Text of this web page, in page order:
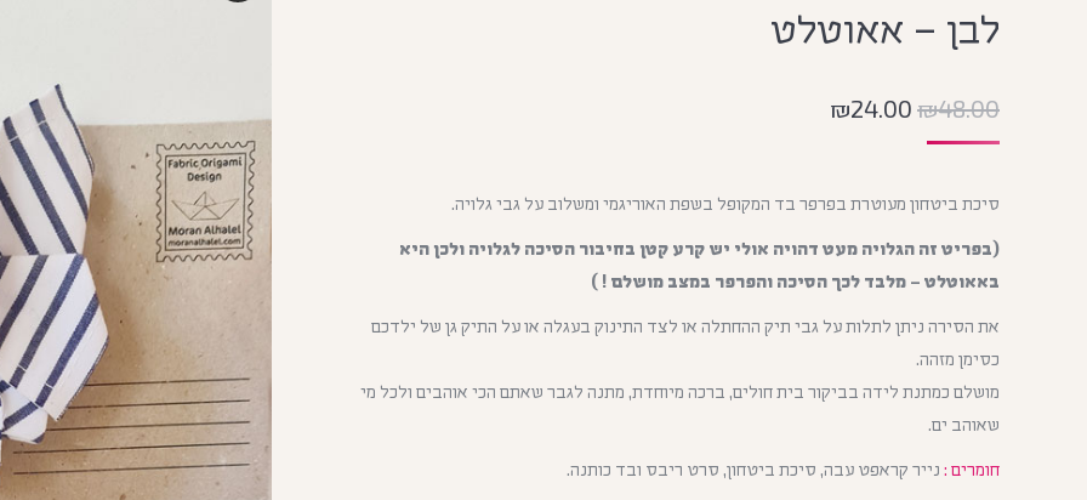
לבן – אאוטלט
₪48.00
₪24.00
סיכת ביטחון מעוטרת בפרפר בד המקופל בשפת האוריגמי ומשלוב על גבי גלויה.
(בפריט זה הגלויה מעט דהויה אולי יש קרע קטן בחיבור הסיכה לגלויה ולכן היא
באאוטלט – מלבד לכך הסיכה והפרפר במצב מושלם ! )
את הסירה ניתן לתלות על גבי תיק ההחתלה או לצד התינוק בעגלה או על התיק גן של ילדכם
כסימן מזהה.
מושלם כמתנת לידה בביקור בית חולים, ברכה מיוחדת, מתנה לגבר שאתם הכי אוהבים ולכל מי
שאוהב ים.
חומרים : נייר קראפט עבה, סיכת ביטחון, סרט ריבס ובד כותנה.